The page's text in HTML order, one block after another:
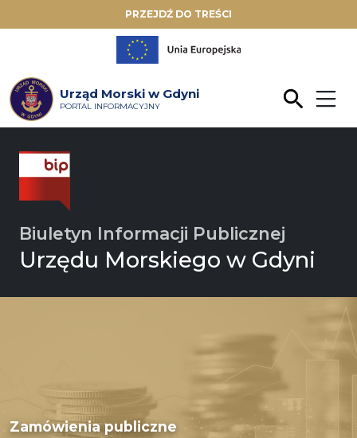
PRZEJDŹ DO TREŚCI
Urząd Morski w Gdyni
PORTAL INFORMACYJNY
Biuletyn Informacji Publicznej
Urzędu Morskiego w Gdyni
Zamówienia publiczne